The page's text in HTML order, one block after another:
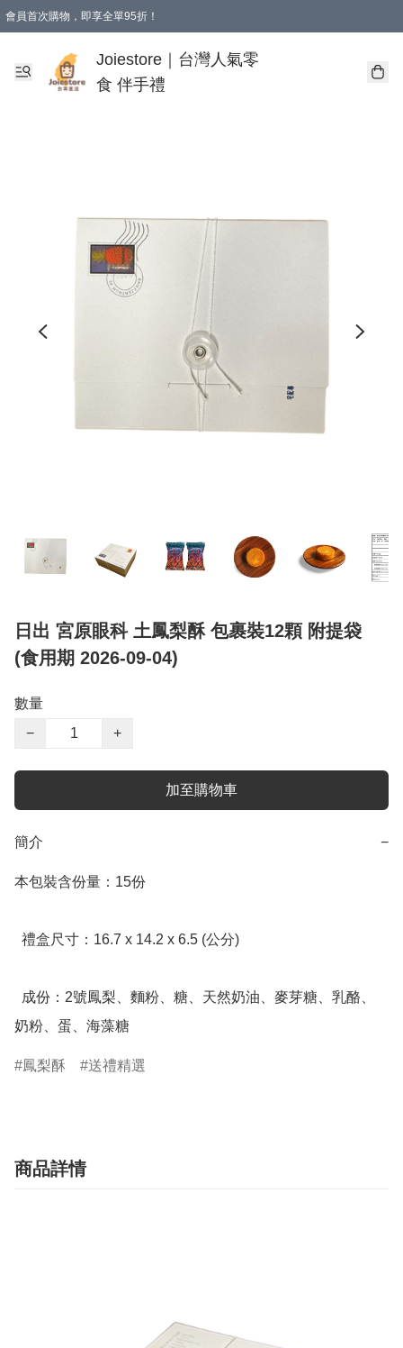
會員首次購物，即享全單95折！
購物滿 HKD 350.00即享免運費優惠！（適用於 本地送貨、本地取貨 )
Joiestore｜台灣人氣零
食 伴手禮
日出 宮原眼科 土鳳梨酥 包裹裝12顆 附提袋
(食用期 2026-09-04)
數量
−
+
加至購物車
簡介 −
本包裝含份量：15份
奶粉、蛋、海藻糖
鳳梨酥 送禮精選
商品詳情